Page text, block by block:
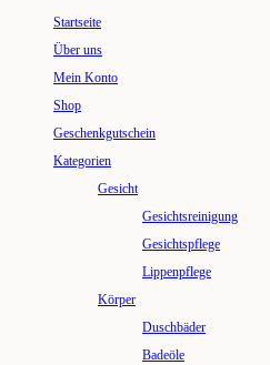
Startseite
Über uns
Mein Konto
Shop
Geschenkgutschein
Kategorien
Gesicht
Gesichtsreinigung
Gesichtspflege
Lippenpflege
Körper
Duschbäder
Badeöle